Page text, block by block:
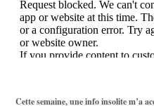
Cette semaine, une info insolite m’a